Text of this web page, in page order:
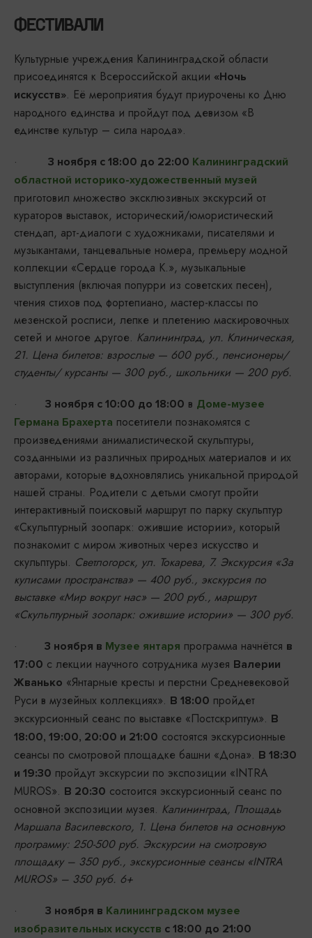
ФЕСТИВАЛИ
Культурные учреждения Калининградской области
присоединятся к Всероссийской акции «Ночь
искусств». Её мероприятия будут приурочены ко Дню
народного единства и пройдут под девизом «В
единстве культур – сила народа».
·
3 ноября с 18:00 до 22:00 Калининградский
областной историко-художественный музей
приготовил множество эксклюзивных экскурсий от
кураторов выставок, исторический/юмористический
стендап, арт-диалоги с художниками, писателями и
музыкантами, танцевальные номера, премьеру модной
коллекции «Сердце города К.», музыкальные
выступления (включая попурри из советских песен),
чтения стихов под фортепиано, мастер-классы по
мезенской росписи, лепке и плетению маскировочных
сетей и многое другое. Калининград, ул. Клиническая,
21. Цена билетов: взрослые — 600 руб., пенсионеры/
студенты/ курсанты — 300 руб., школьники — 200 руб.
· 3 ноября с 10:00 до 18:00 в Доме-музее
Германа Брахерта посетители познакомятся с
произведениями анималистической скульптуры,
созданными из различных природных материалов и их
авторами, которые вдохновлялись уникальной природой
нашей страны. Родители с детьми смогут пройти
интерактивный поисковый маршрут по парку скульптур
«Скульптурный зоопарк: ожившие истории», который
познакомит с миром животных через искусство и
скульптуры. Светлогорск, ул. Токарева, 7. Экскурсия «За
кулисами пространства» — 400 руб., экскурсия по
выставке «Мир вокруг нас» — 200 руб., маршрут
«Скульптурный зоопарк: ожившие истории» — 300 руб.
·
3 ноября в Музее янтаря программа начнётся в
17:00 с лекции научного сотрудника музея Валерии
Жванько «Янтарные кресты и перстни Средневековой
Руси в музейных коллекциях». В 18:00 пройдет
экскурсионный сеанс по выставке «Постскриптум». В
18:00, 19:00, 20:00 и 21:00 состоятся экскурсионные
сеансы по смотровой площадке башни «Дона». В 18:30
и 19:30 пройдут экскурсии по экспозиции «INTRA
MUROS». В 20:30 состоится экскурсионный сеанс по
основной экспозиции музея. Калининград, Площадь
Маршала Василевского, 1. Цена билетов на основную
программу: 250-500 руб. Экскурсии на смотровую
площадку – 350 руб., экскурсионные сеансы «INTRA
MUROS» – 350 руб. 6+
· 3 ноября в Калининградском музее
изобразительных искусств с 18:00 до 21:00